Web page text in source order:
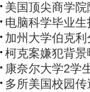
美国顶尖商学院
电脑科学毕业
加州大学伯克
柯克案嫌犯背景
康奈尔大学2学
多所美国校园